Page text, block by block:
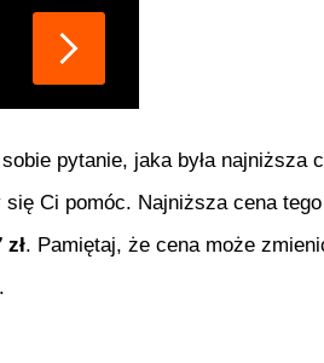
pytanie, jaka była najniższa
Ci pomóc. Najniższa cena tego
zł. Pamiętaj, że cena może